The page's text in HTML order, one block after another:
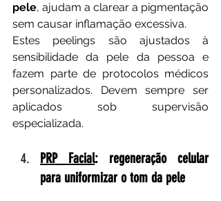
pele, ajudam a clarear a pigmentação
sem causar inflamação excessiva.
Estes peelings são ajustados à
sensibilidade da pele da pessoa e
fazem parte de protocolos médicos
personalizados. Devem sempre ser
aplicados sob supervisão
especializada.
PRP Facial: regeneração celular
para uniformizar o tom da pele